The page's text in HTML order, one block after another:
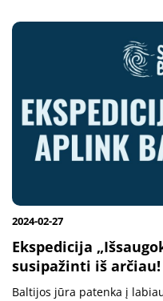
visuomenę rinktis
2024-02-27
Ekspedicija
susipažinti iš arčiau!
Baltijos jūra patenka į